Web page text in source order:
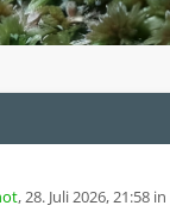
,28. Juli 2026, 21:58 in